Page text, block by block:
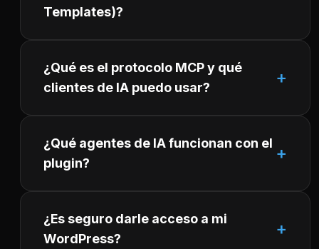
Templates)?
¿Qué es el protocolo MCP y qué
clientes de IA puedo usar?
¿Qué agentes de IA funcionan con el
plugin?
¿Es seguro darle acceso a mi
WordPress?